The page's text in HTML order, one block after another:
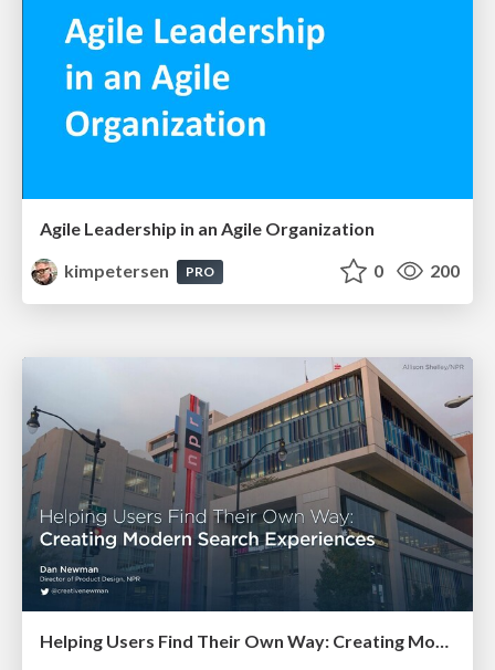
Agile Leadership in an Agile Organization
kimpetersen
PRO 0 200